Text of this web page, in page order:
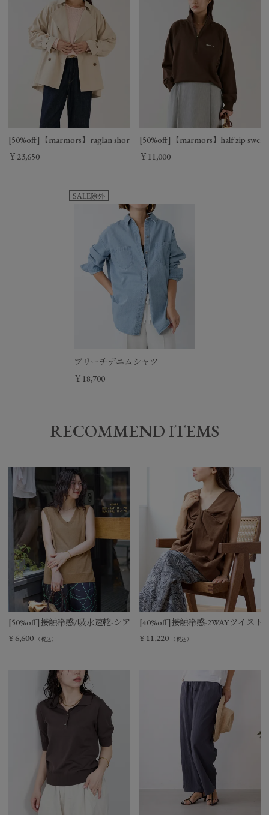
[50%off]【marmors】raglan short trench coat
￥23,650
[50%off]【marmors】half zip sweat
￥11,000
SALE除外
ブリーチデニムシャツ
￥18,700
RECOMMEND ITEMS
[50%off]接触冷感/吸水速乾-シアーVネックニットベスト
¥ 6,600 （税込）
[40%off]接触冷感-2WAYツイスト
¥ 11,220 （税込）